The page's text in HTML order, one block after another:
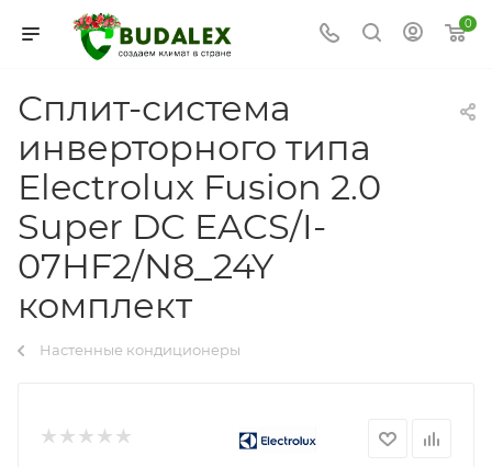
0
Сплит-система
инверторного типа
Electrolux Fusion 2.0
Super DC EACS/I-
07HF2/N8_24Y
комплект
Настенные кондиционеры